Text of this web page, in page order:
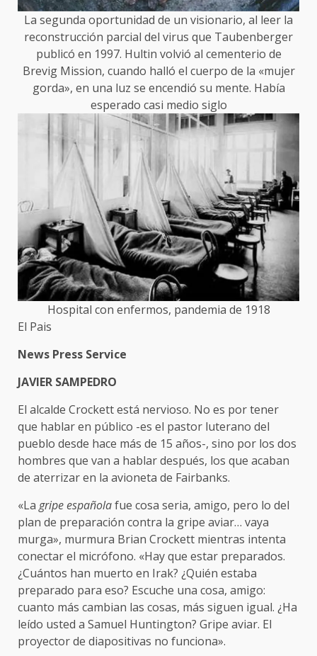
La segunda oportunidad de un visionario, al leer la
reconstrucción parcial del virus que Taubenberger
publicó en 1997. Hultin volvió al cementerio de
Brevig Mission, cuando halló el cuerpo de la «mujer
gorda», en una luz se encendió su mente. Había
esperado casi medio siglo
Hospital con enfermos, pandemia de 1918
El Pais
News Press Service
JAVIER SAMPEDRO
El alcalde Crockett está nervioso. No es por tener
que hablar en público -es el pastor luterano del
pueblo desde hace más de 15 años-, sino por los dos
hombres que van a hablar después, los que acaban
de aterrizar en la avioneta de Fairbanks.
«La gripe españolafue cosa seria, amigo, pero lo del
plan de preparación contra la gripe aviar… vaya
murga», murmura Brian Crockett mientras intenta
conectar el micrófono. «Hay que estar preparados.
¿Cuántos han muerto en Irak? ¿Quién estaba
preparado para eso? Escuche una cosa, amigo:
cuanto más cambian las cosas, más siguen igual. ¿Ha
leído usted a Samuel Huntington? Gripe aviar. El
proyector de diapositivas no funciona».